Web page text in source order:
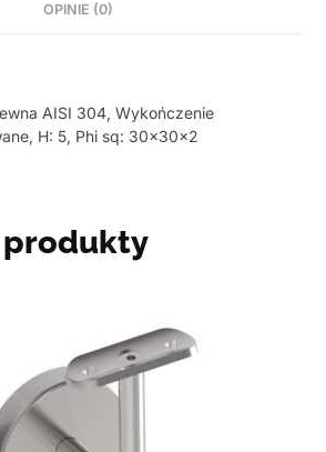
OPINIE (0)
AISI 304, Wykończenie
H: 5, Phi sq: 30x30x2
produkty